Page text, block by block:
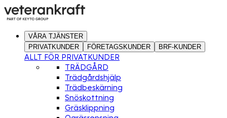
VÅRA TJÄNSTER
PRIVATKUNDER
FÖRETAGSKUNDER BRF-KUNDER
ALLT FÖR PRIVATKUNDER
TRÄDGÅRD
Trädgårdshjälp
Trädbeskärning
Snöskottning
Gräsklippning